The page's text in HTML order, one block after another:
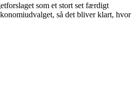
som et stort set færdigt
så det bliver klart, hvor